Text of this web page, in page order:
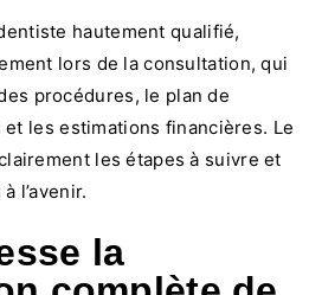
hautement qualifié,
lors de la consultation, qui
procédures, le plan de
les estimations financières. Le
les étapes à suivre et
l’avenir.
la